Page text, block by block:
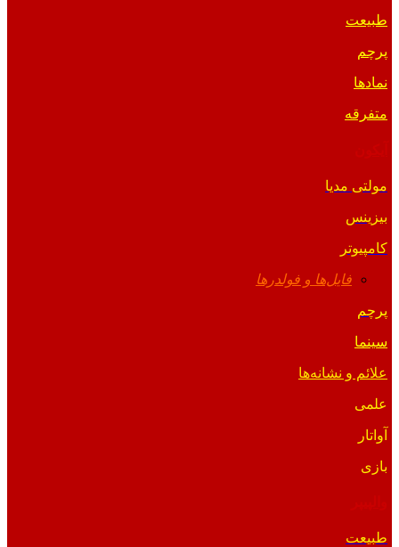
طبیعت
پرچم
نمادها
متفرقه
مولتی مدیا
بیزینس
کامپیوتر
فایل‌ها و فولدرها
پرچم
سینما
علائم و نشانه‌ها
علمی
آواتار
بازی
طبیعت